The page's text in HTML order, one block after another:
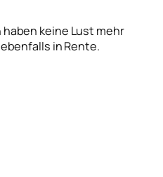
keine Lust mehr
in Rente.